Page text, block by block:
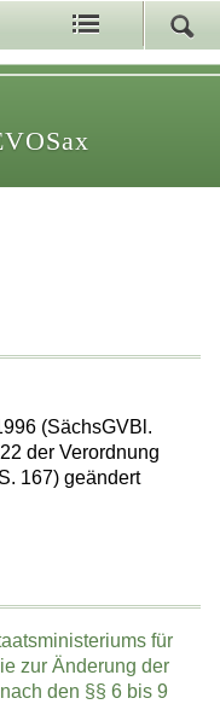
(SächsGVBl.
der Verordnung
167) geändert
für
zur Änderung der
den §§ 6 bis 9